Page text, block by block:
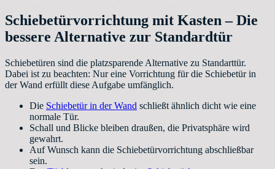
Schiebetürvorrichtung mit Kasten – Die
bessere Alternative zur Standardtür
Schiebetüren sind die platzsparende Alternative zu Standarttür.
Dabei ist zu beachten: Nur eine Vorrichtung für die Schiebetür in
der Wand erfüllt diese Aufgabe umfänglich.
Die Schiebetür in der Wand schließt ähnlich dicht wie eine
normale Tür.
Schall und Blicke bleiben draußen, die Privatsphäre wird
gewahrt.
Auf Wunsch kann die Schiebetürvorrichtung abschließbar
sein.